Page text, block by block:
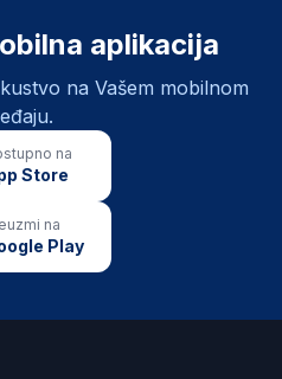
aplikacija
na Vašem mobilnom
na
Store
na
Play